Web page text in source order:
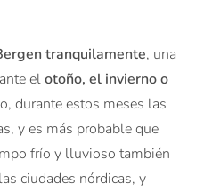
tranquilamente, una
elotoño, el invierno o
durante estos meses las
y es más probable que
frío y lluvioso también
ciudades nórdicas, y